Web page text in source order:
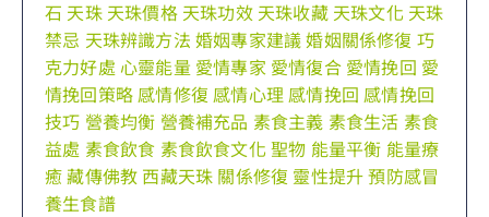
石 天珠 天珠價格 天珠功效 天珠收藏 天珠文化 天珠
禁忌 天珠辨識方法 婚姻專家建議婚姻關係修復 巧
克力好處 心靈能量 愛情專家 愛情復合 愛情挽回 愛
情挽回策略 感情修復 感情心理 感情挽回 感情挽回
技巧 營養均衡 營養補充品 素食主義 素食生活 素食
益處 素食飲食 素食飲食文化聖物 能量平衡 能量療
癒藏傳佛教 西藏天珠 關係修復 靈性提升預防感冒
養生食譜